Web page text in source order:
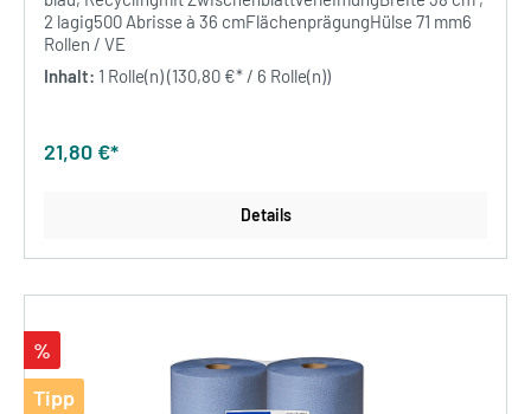
2 lagig500 Abrisse à 36 cmFlächenprägungHülse 71 mm6
Rollen / VE
Inhalt: 1 Rolle(n)(130,80 €* / 6 Rolle(n))
21,80 €*
Details
%
Tipp